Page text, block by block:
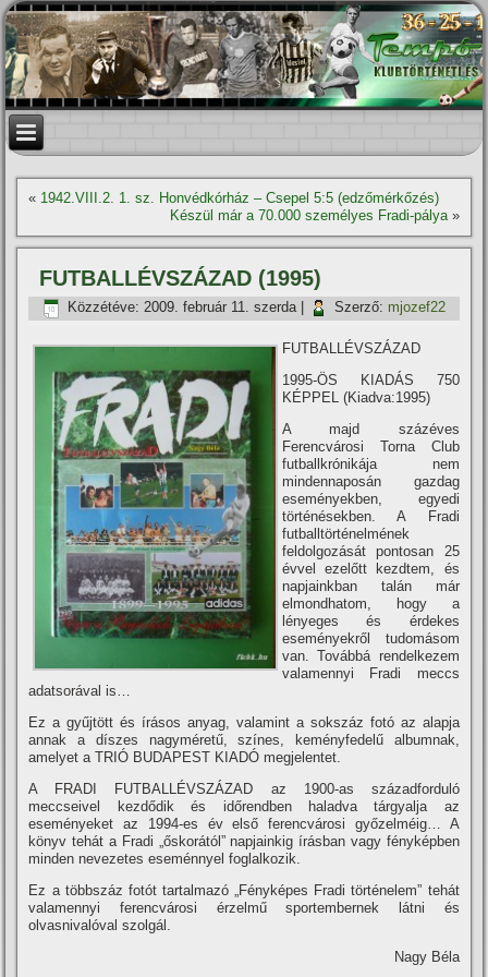
« 1942.VIII.2. 1. sz. Honvédkórház – Csepel 5:5 (edzőmérkőzés)
Készül már a 70.000 személyes Fradi-pálya»
FUTBALLÉVSZÁZAD (1995)
Közzétéve: 2009. február 11. szerda| Szerző: mjozef22
FUTBALLÉVSZÁZAD
1995-ÖS KIADÁS 750
KÉPPEL (Kiadva:1995)
A majd százéves
Ferencvárosi Torna Club
futballkrónikája nem
mindennaposán gazdag
eseményekben, egyedi
történésekben. A Fradi
futballtörténelmének
feldolgozását pontosan 25
évvel ezelőtt kezdtem, és
napjainkban talán már
elmondhatom, hogy a
lényeges és érdekes
eseményekről tudomásom
van. Továbbá rendelkezem
valamennyi Fradi meccs
adatsorával is…
Ez a gyűjtött és í­rásos anyag, valamint a sokszáz fotó az alapja
annak a dí­szes nagyméretű, szí­nes, keményfedelű albumnak,
amelyet a TRIÓ BUDAPEST KIADÓ megjelentet.
A FRADI FUTBALLÉVSZÁZAD az 1900-as századforduló
meccseivel kezdődik és időrendben haladva tárgyalja az
eseményeket az 1994-es év első ferencvárosi győzelméig… A
könyv tehát a Fradi „őskorától” napjainkig í­rásban vagy fényképben
minden nevezetes eseménnyel foglalkozik.
Ez a többszáz fotót tartalmazó „Fényképes Fradi történelem” tehát
valamennyi ferencvárosi érzelmű sportembernek látni és
olvasnivalóval szolgál.
Nagy Béla